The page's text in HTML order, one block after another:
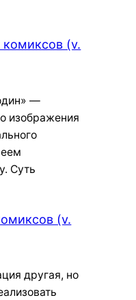
комиксов (v.
—
изображения
Суть
(v.
другая, но